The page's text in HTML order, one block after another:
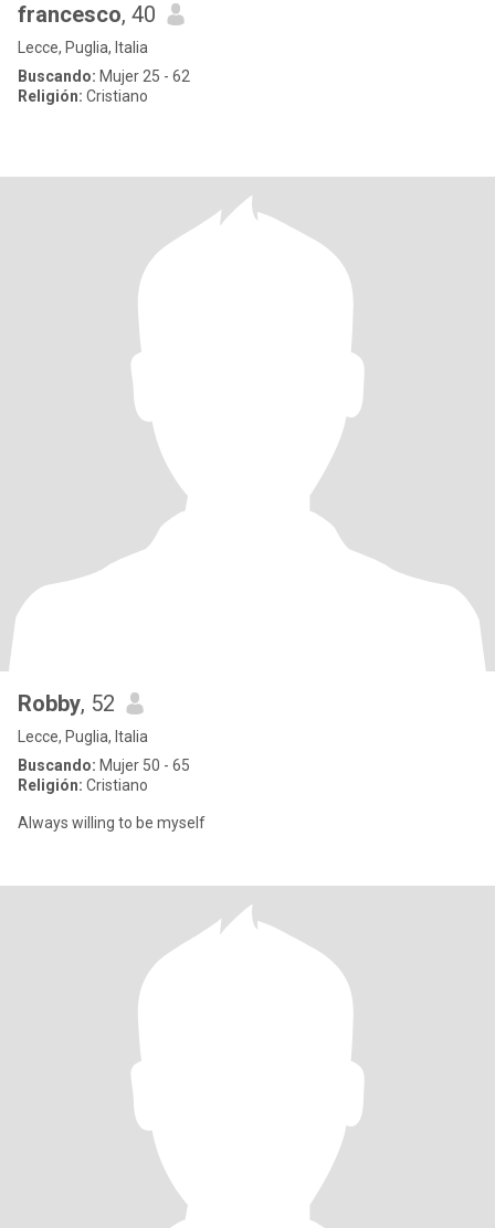
francesco, 40
Lecce, Puglia, Italia
Buscando: Mujer 25 - 62
Religión: Cristiano
Robby, 52
Lecce, Puglia, Italia
Buscando: Mujer 50 - 65
Religión: Cristiano
Always willing to be myself